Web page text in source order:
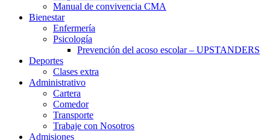
Manual de convivencia CMA
Bienestar
Enfermería
Psicología
Prevención del acoso escolar – UPSTANDERS
Deportes
Clases extra
Administrativo
Cartera
Comedor
Transporte
Trabaje con Nosotros
Admisiones